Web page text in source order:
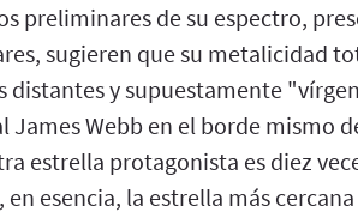
preliminares de su espectro,
sugieren que su metalicidad
distantes y supuestamente
James Webb en el borde mismo
estrella protagonista es diez
en esencia, la estrella más